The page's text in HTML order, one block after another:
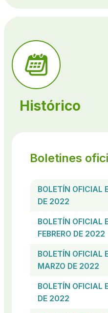
Histórico
Boletines
BOLETÍN OFICIAL
DE 2022
BOLETÍN OFICIAL
FEBRERO DE 2022
BOLETÍN OFICIAL
MARZO DE 2022
BOLETÍN OFICIAL
DE 2022